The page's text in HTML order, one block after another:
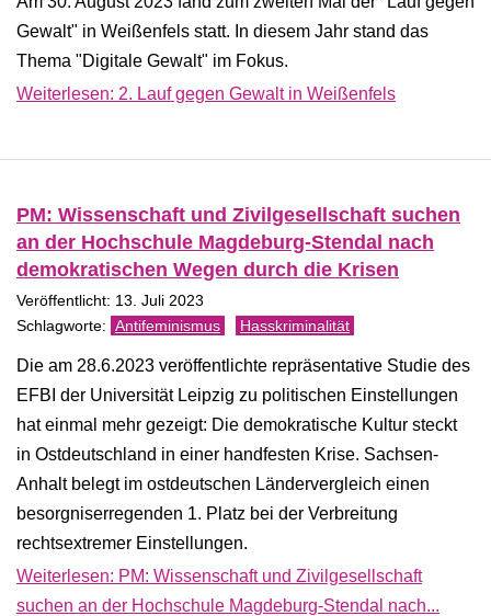
Gewalt" in Weißenfels statt. In diesem Jahr stand das
Thema "Digitale Gewalt" im Fokus.
Weiterlesen: 2. Lauf gegen Gewalt in Weißenfels
PM: Wissenschaft und Zivilgesellschaft suchen
an der Hochschule Magdeburg-Stendal nach
demokratischen Wegen durch die Krisen
Veröffentlicht: 13. Juli 2023
Antifeminismus Hasskriminalität
Die am 28.6.2023 veröffentlichte repräsentative Studie des
EFBI der Universität Leipzig zu politischen Einstellungen
hat einmal mehr gezeigt: Die demokratische Kultur steckt
in Ostdeutschland in einer handfesten Krise. Sachsen-
Anhalt belegt im ostdeutschen Ländervergleich einen
besorgniserregenden 1. Platz bei der Verbreitung
rechtsextremer Einstellungen.
Weiterlesen: PM: Wissenschaft und Zivilgesellschaft
suchen an der Hochschule Magdeburg-Stendal nach...